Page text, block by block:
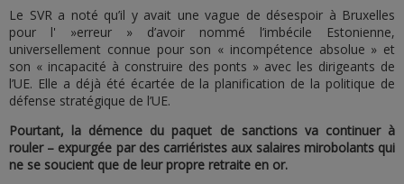
Le SVR a noté qu’il y avait une vague de désespoir à Bruxelles
pour l' »erreur » d’avoir nommé l’imbécile Estonienne,
universellement connue pour son « incompétence absolue » et
son « incapacité à construire des ponts » avec les dirigeants de
l’UE. Elle a déjà été écartée de la planification de la politique de
défense stratégique de l’UE.
Pourtant, la démence du paquet de sanctions va continuer à
rouler – expurgée par des carriéristes aux salaires mirobolants qui
ne se soucient que de leur propre retraite en or.